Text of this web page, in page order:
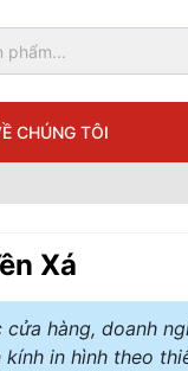
CHÚNG TÔI
Xá
hàng, doanh
in hình theo